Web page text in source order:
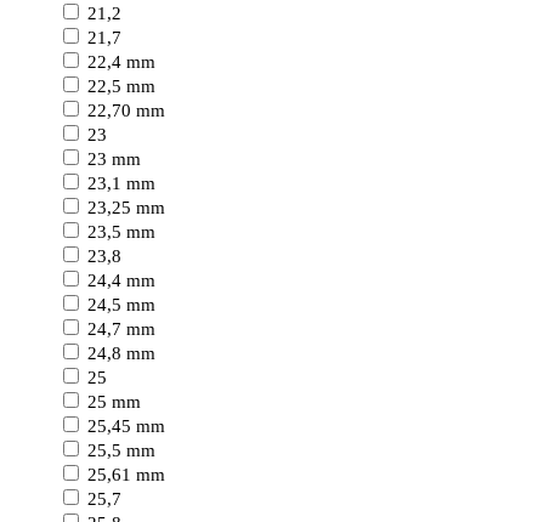
21,2
21,7
22,4 mm
22,5 mm
22,70 mm
23
23 mm
23,1 mm
23,25 mm
23,5 mm
23,8
24,4 mm
24,5 mm
24,7 mm
24,8 mm
25
25 mm
25,45 mm
25,5 mm
25,61 mm
25,7